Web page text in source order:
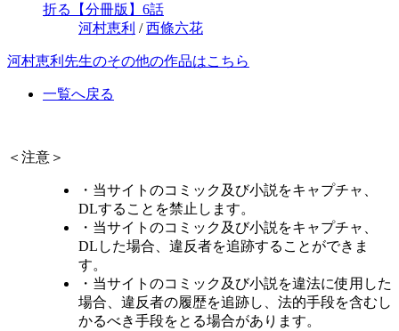
折る【分冊版】6話
河村恵利 /西條六花
河村恵利先生のその他の作品はこちら
一覧へ戻る
＜注意＞
・当サイトのコミック及び小説をキャプチャ、
DLすることを禁止します。
・当サイトのコミック及び小説をキャプチャ、
DLした場合、違反者を追跡することができま
す。
・当サイトのコミック及び小説を違法に使用した
場合、違反者の履歴を追跡し、法的手段を含むし
かるべき手段をとる場合があります。